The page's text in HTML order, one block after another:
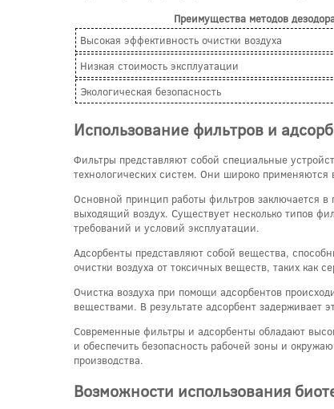
Преимущества методов
Высокая эффективность очистки воздуха
Низкая стоимость эксплуатации
Экологическая безопасность
Использование фильтров и
Фильтры представляют собой специальные
технологических систем. Они широко
Основной принцип работы фильтров заключается
выходящий воздух. Существует несколько типов
требований и условий эксплуатации.
Адсорбенты представляют собой вещества,
очистки воздуха от токсичных веществ, таких как
Очистка воздуха при помощи адсорбентов
веществами. В результате адсорбент задерживает
Современные фильтры и адсорбенты обладают
и обеспечить безопасность рабочей зоны и
производства.
Возможности использования